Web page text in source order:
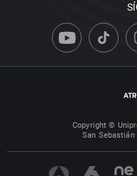
Copyright ©
San Sebastián